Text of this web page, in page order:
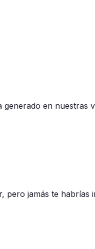
en nuestras
pero jamás te habrías